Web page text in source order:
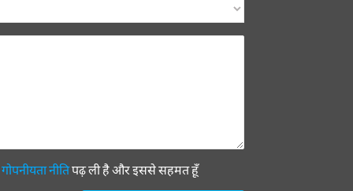
गोपनीयता नीतिपढ़ ली है और इससे सहमत हूँ